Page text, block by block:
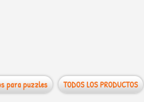
para puzzles TODOS LOS PRODUCTOS